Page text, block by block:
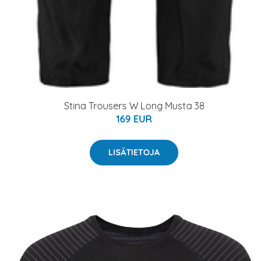
Stina Trousers W Long Musta 38
169 EUR
LISÄTIETOJA